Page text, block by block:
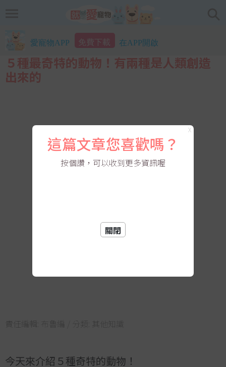
愛寵物APP 免費下載 在APP開啟
５種最奇特的動物！有兩種是人類創造
出來的
責任編輯: 布魯編 / 分類: 其他知識
今天來介紹５種奇特的動物！
X
這篇文章您喜歡嗎？
按個讚，可以收到更多資訊喔
關閉